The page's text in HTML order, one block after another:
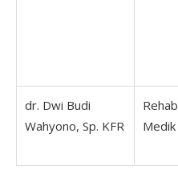
dr. Dwi Budi
Wahyono, Sp. KFR
Rehab
Medik